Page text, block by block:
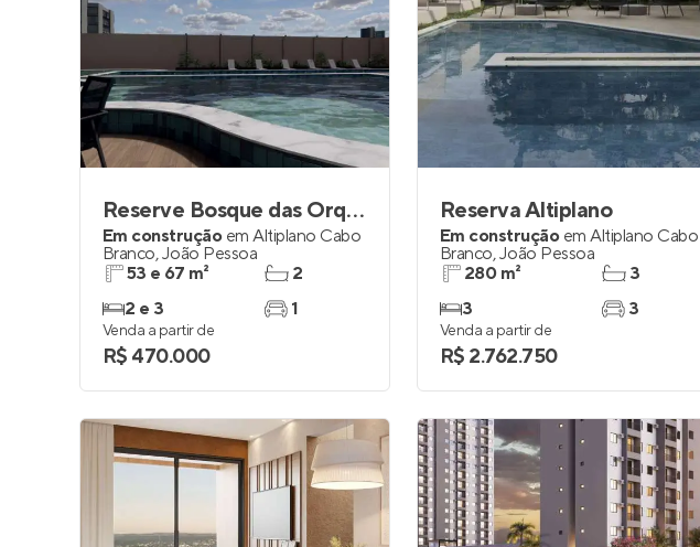
Reserve Bosque das Orquídeas
Em construção em Altiplano Cabo
Branco,João Pessoa
53 e 67 m²
2 e 3
2
1
Venda a partir de
R$ 470.000
Reserva Altiplano
Em construção em Altiplano Cabo
Branco,João Pessoa
280 m²
3
3
3
Venda a partir de
R$ 2.762.750